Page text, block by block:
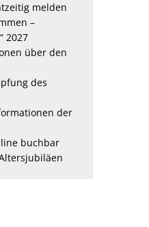
melden
–
2027
über den
des
der
buchbar